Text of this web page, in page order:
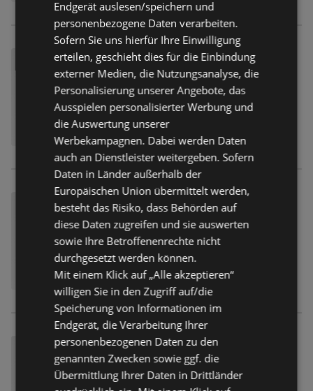
Endgerät auslesen/speichern und
personenbezogene Daten verarbeiten.
Sofern Sie uns hierfür Ihre Einwilligung
erteilen, geschieht dies für die Einbindung
externer Medien, die Nutzungsanalyse, die
Personalisierung unserer Angebote, das
Ausspielen personalisierter Werbung und
die Auswertung unserer
Werbekampagnen. Dabei werden Daten
auch an Dienstleister weitergeben. Sofern
Daten in Länder außerhalb der
Europäischen Union übermittelt werden,
besteht das Risiko, dass Behörden auf
diese Daten zugreifen und sie auswerten
sowie Ihre Betroffenenrechte nicht
durchgesetzt werden können.
Mit einem Klick auf „Alle akzeptieren“
willigen Sie in den Zugriff auf/die
Speicherung von Informationen im
Endgerät, die Verarbeitung Ihrer
personenbezogenen Daten zu den
genannten Zwecken sowie ggf. die
Übermittlung Ihrer Daten in Drittländer